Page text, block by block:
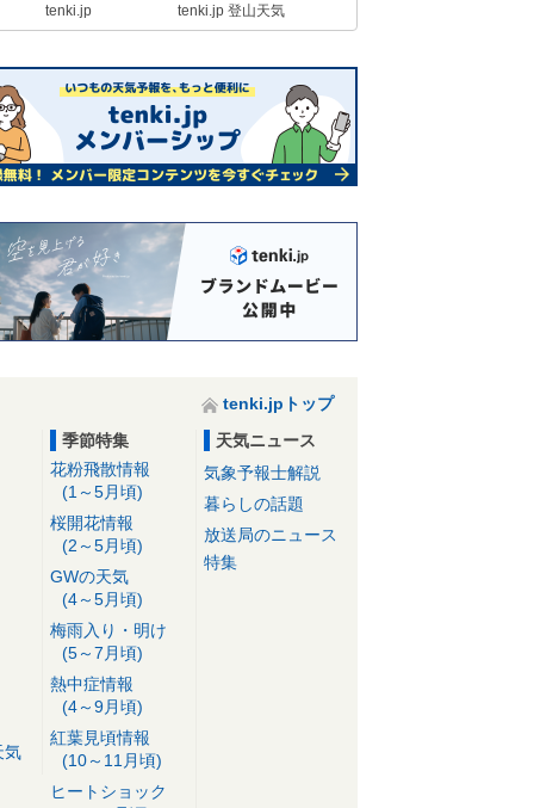
tenki.jp tenki.jp 登山天気
tenki.jpトップ
気
季節特集
花粉飛散情報
(1～5月頃)
桜開花情報
(2～5月頃)
GWの天気
(4～5月頃)
梅雨入り・明け
(5～7月頃)
熱中症情報
(4～9月頃)
紅葉見頃情報
(10～11月頃)
ヒートショック
天気ニュース
気象予報士解説
暮らしの話題
放送局のニュース
特集